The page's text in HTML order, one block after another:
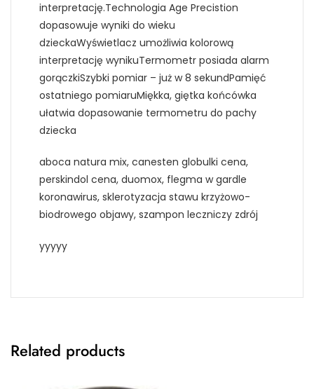
interpretację.Technologia Age Precistion
dopasowuje wyniki do wieku
dzieckaWyświetlacz umożliwia kolorową
interpretację wynikuTermometr posiada alarm
gorączkiSzybki pomiar – już w 8 sekundPamięć
ostatniego pomiaruMiękka, giętka końcówka
ułatwia dopasowanie termometru do pachy
dziecka
aboca natura mix, canesten globulki cena,
perskindol cena, duomox, flegma w gardle
koronawirus, sklerotyzacja stawu krzyżowo-
biodrowego objawy, szampon leczniczy zdrój
yyyyy
Related products